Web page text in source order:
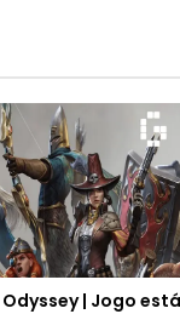
| Jogo está